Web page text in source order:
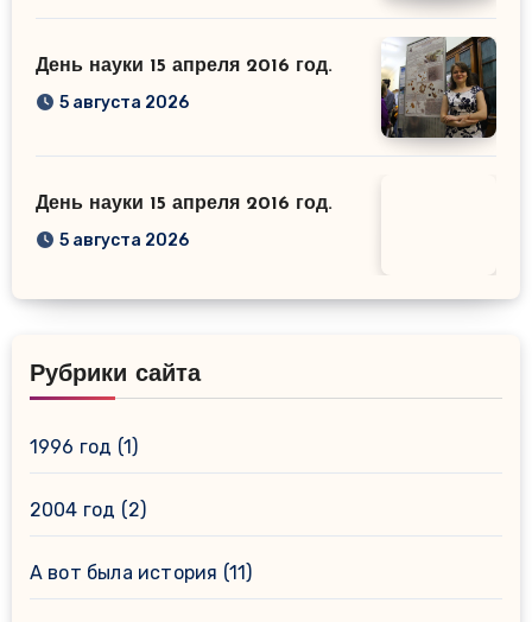
День науки 15 апреля 2016 год.
5 августа 2026
День науки 15 апреля 2016 год.
5 августа 2026
Рубрики сайта
1996 год (1)
2004 год (2)
А вот была история (11)